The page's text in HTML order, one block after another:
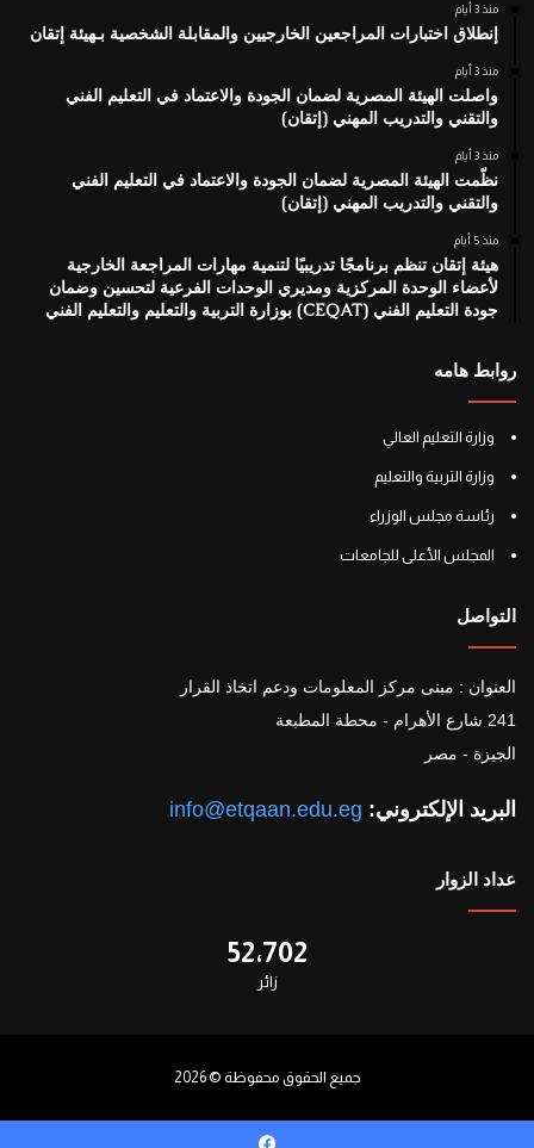
منذ 3 أيام
إنطلاق اختبارات المراجعين الخارجيين والمقابلة الشخصية بـهيئة إتقان
منذ 3 أيام
واصلت الهيئة المصرية لضمان الجودة والاعتماد في التعليم الفني
والتقني والتدريب المهني (إتقان)
منذ 3 أيام
نظّمت الهيئة المصرية لضمان الجودة والاعتماد في التعليم الفني
والتقني والتدريب المهني (إتقان)
منذ 5 أيام
هيئة إتقان تنظم برنامجًا تدريبيًا لتنمية مهارات المراجعة الخارجية
لأعضاء الوحدة المركزية ومديري الوحدات الفرعية لتحسين وضمان
جودة التعليم الفني (CEQAT) بوزارة التربية والتعليم والتعليم الفني
روابط هامه
وزارة التعليم العالي
وزارة التربية والتعليم
رئاسة مجلس الوزراء
المجلس الأعلى للجامعات
التواصل
العنوان : مبنى مركز المعلومات ودعم اتخاذ القرار
241 شارع الأهرام - محطة المطبعة
الجيزة - مصر
البريد الإلكتروني: info@etqaan.edu.eg
عداد الزوار
52٬702
زائر
جميع الحقوق محفوظة © 2026